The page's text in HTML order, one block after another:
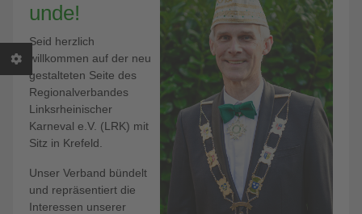
unde!
Seid herzlich
willkommen auf der neu
gestalteten Seite des
Regionalverbandes
Linksrheinischer
Karneval e.V. (LRK) mit
Sitz in Krefeld.
Unser Verband bündelt
und repräsentiert die
Interessen unserer